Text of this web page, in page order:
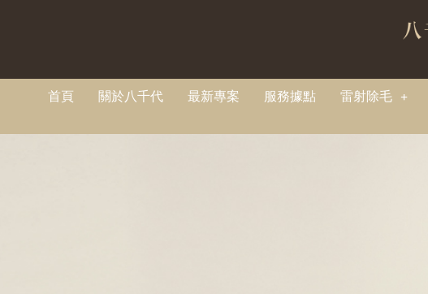
首頁 關於八千代 最新專案 服務據點 雷射除毛